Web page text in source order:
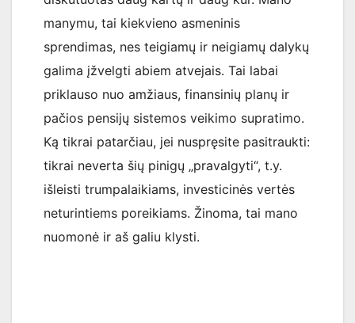
manymu, tai kiekvieno asmeninis
sprendimas, nes teigiamų ir neigiamų dalykų
galima įžvelgti abiem atvejais. Tai labai
priklauso nuo amžiaus, finansinių planų ir
pačios pensijų sistemos veikimo supratimo.
Ką tikrai patarčiau, jei nuspręsite pasitraukti:
tikrai neverta šių pinigų „pravalgyti“, t.y.
išleisti trumpalaikiams, investicinės vertės
neturintiems poreikiams. Žinoma, tai mano
nuomonė ir aš galiu klysti.